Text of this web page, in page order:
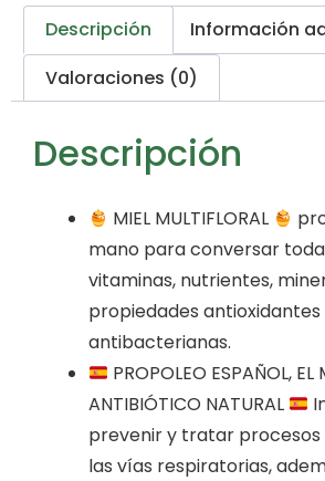
Descripción
Información
Valoraciones (0)
Descripción
MIEL MULTIFLORAL
mano para conversar
vitaminas, nutrientes,
propiedades antioxidantes
antibacterianas.
PROPOLEO ESPAÑOL, EL
ANTIBIÓTICO NATURAL
prevenir y tratar procesos
las vías respiratorias,